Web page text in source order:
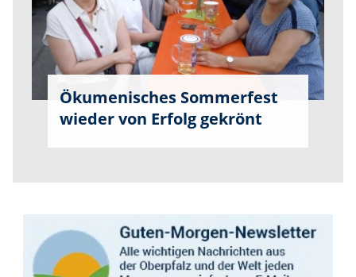
Ökumenisches Sommerfest
wieder von Erfolg gekrönt